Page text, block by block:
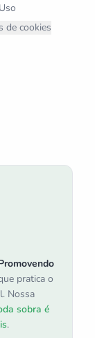
de cookies
pratica o
Nossa
sobra é
.